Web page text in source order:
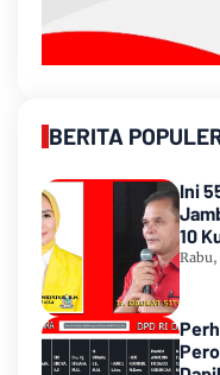
BERITA
Ini
10